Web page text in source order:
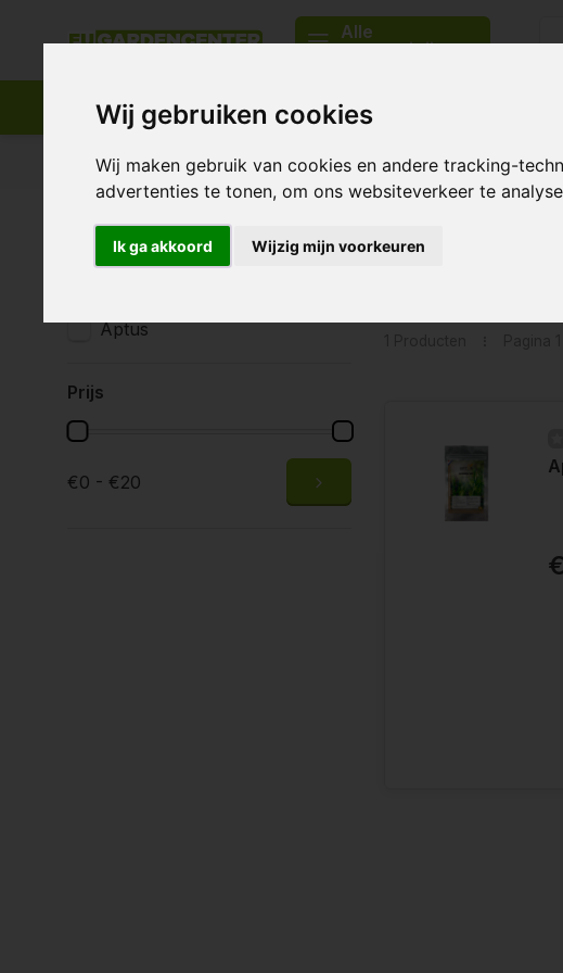
Wij gebruiken cookies
Wij maken gebruik van cookies en andere tracking-
advertenties te tonen, om ons websiteverkeer te
Ik ga akkoord Wijzig mijn voorkeuren
Alle
categorieën
Passend assortiment Levering in heel Europa 14
Merken
Aptus
Prijs
€0 - €20
Producten